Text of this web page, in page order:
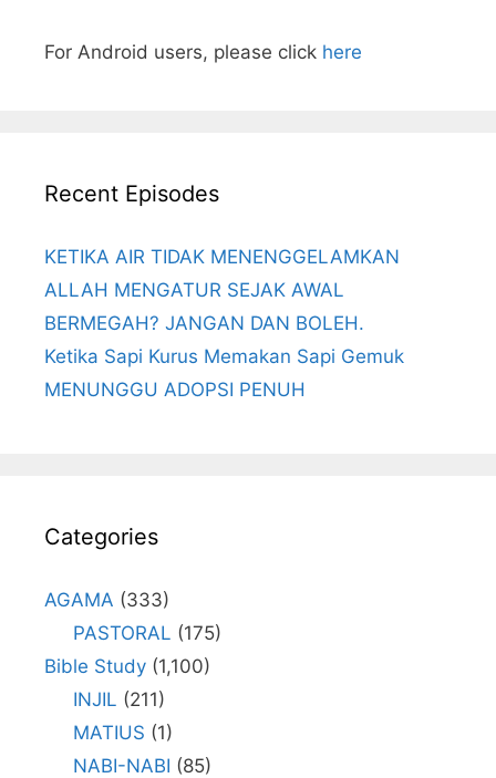
For Android users, please click here
Recent Episodes
KETIKA AIR TIDAK MENENGGELAMKAN
ALLAH MENGATUR SEJAK AWAL
BERMEGAH? JANGAN DAN BOLEH.
Ketika Sapi Kurus Memakan Sapi Gemuk
MENUNGGU ADOPSI PENUH
Categories
AGAMA (333)
PASTORAL (175)
Bible Study (1,100)
INJIL (211)
MATIUS (1)
NABI-NABI (85)